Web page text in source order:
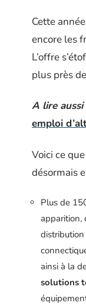
Cette
encore les
L’offre
plus près
A lire aussi
emploi
Voici ce
désormais
Plus de
apparition,
ainsi à la
solutions